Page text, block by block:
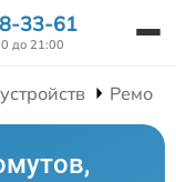
33-61
до 21:00